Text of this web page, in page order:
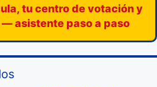
tu centro de votación y
asistente paso a paso